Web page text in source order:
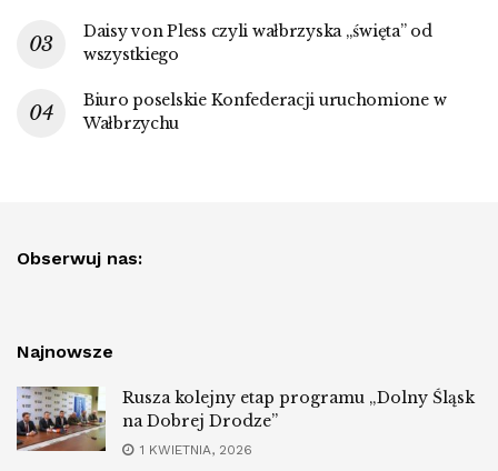
Daisy von Pless czyli wałbrzyska „święta” od
wszystkiego
Biuro poselskie Konfederacji uruchomione w
Wałbrzychu
Obserwuj nas:
Najnowsze
Rusza kolejny etap programu „Dolny Śląsk
na Dobrej Drodze”
1 KWIETNIA, 2026